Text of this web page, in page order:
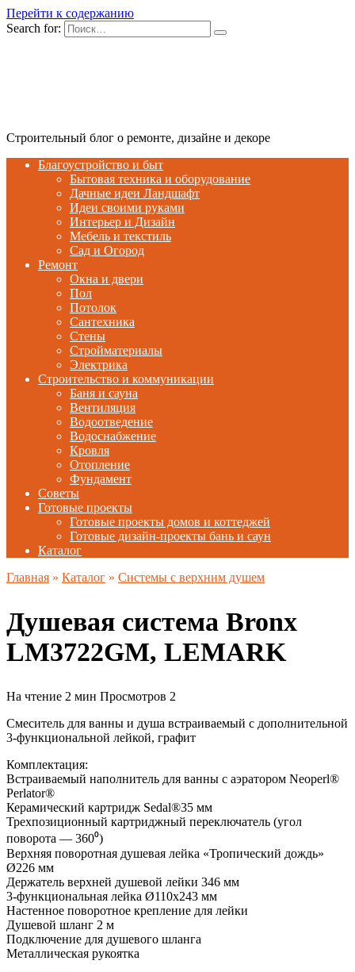
Перейти к содержанию
Search for:
Строительный блог о ремонте, дизайне и декоре
Благоустройство и быт
Бытовая техника и оборудование
Дачные идеи Ландшафт
Идеи своими руками
Интерьер и Дизайн
Мебель и текстиль
Сад и Огород
Ремонт
Окна и двери
Пол
Потолок
Сантехника
Стены
Стройматериалы
Электрика
Строительство и коммуникации
Баня и сауна
Вентиляция
Водоотведение
Водоснабжение
Кровля
Отопление
Фундамент
Советы
Готовые проекты
Готовые проекты домов и коттеджей
Готовые дизайн-проекты бань и саун
Каталог
Главная » Каталог » Системы с верхним душем
Душевая система Bronx
LM3722GM, LEMARK
На чтение 2 мин Просмотров 2
Смеситель для ванны и душа встраиваемый с дополнительной
3-функциональной лейкой, графит
Комплектация:
Встраиваемый наполнитель для ванны с аэратором Neoperl®
Perlator®
Керамический картридж Sedal®35 мм
Трехпозиционный картриджный переключатель (угол
поворота — 360⁰)
Верхняя поворотная душевая лейка «Тропический дождь»
Ø226 мм
Держатель верхней душевой лейки 346 мм
3-функциональная лейка Ø110х243 мм
Настенное поворотное крепление для лейки
Душевой шланг 2 м
Подключение для душевого шланга
Металлическая рукоятка